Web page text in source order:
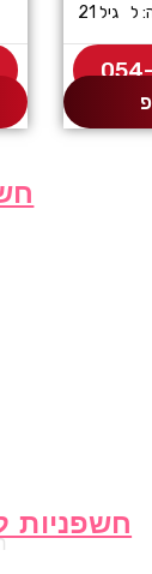
חשפניות